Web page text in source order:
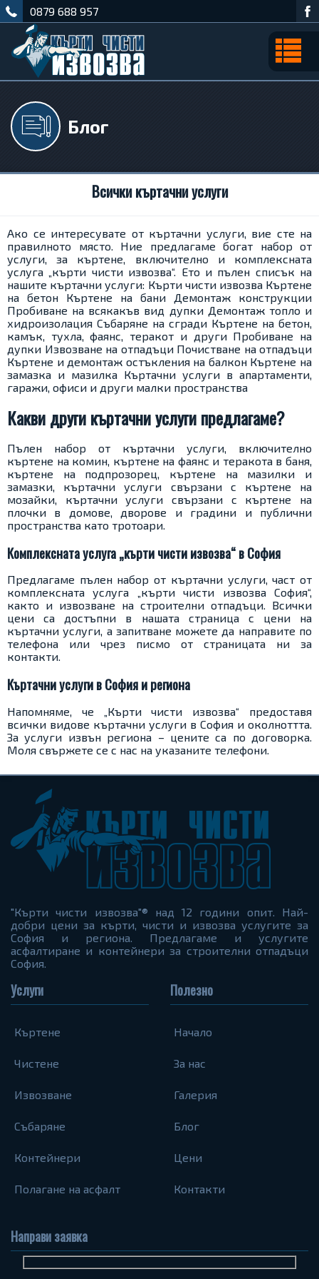
0879 688 957
Блог
Всички къртачни услуги
Ако се интересувате от къртачни услуги, вие сте на
правилното място. Ние предлагаме богат набор от
услуги, за къртене, включително и комплексната
услуга „кърти чисти извозва“. Ето и пълен списък на
нашите къртачни услуги: Кърти чисти извозва Къртене
на бетон Къртене на бани Демонтаж конструкции
Пробиване на всякакъв вид дупки Демонтаж топло и
хидроизолация Събаряне на сгради Къртене на бетон,
камък, тухла, фаянс, теракот и други Пробиване на
дупки Извозване на отпадъци Почистване на отпадъци
Къртене и демонтаж остъкления на балкон Къртене на
замазка и мазилка Къртачни услуги в апартаменти,
гаражи, офиси и други малки пространства
Какви други къртачни услуги предлагаме?
Пълен набор от къртачни услуги, включително
къртене на комин, къртене на фаянс и теракота в баня,
къртене на подпрозорец, къртене на мазилки и
замазки, къртачни услуги свързани с къртене на
мозайки, къртачни услуги свързани с къртене на
плочки в домове, дворове и градини и публични
пространства като тротоари.
Комплексната услуга „кърти чисти извозва“ в София
Предлагаме пълен набор от къртачни услуги, част от
комплексната услуга „кърти чисти извозва София“,
както и извозване на строителни отпадъци. Всички
цени са достъпни в нашата страница с цени на
къртачни услуги, а запитване можете да направите по
телефона или чрез писмо от страницата ни за
контакти.
Къртачни услуги в София и региона
Напомняме, че „Кърти чисти извозва“ предоставя
всички видове къртачни услуги в София и околноттта.
За услуги извън региона – цените са по договорка.
Моля свържете се с нас на указаните телефони.
"Кърти чисти извозва"® над 12 години опит. Най-
добри цени за кърти, чисти и извозва услугите за
София и региона. Предлагаме и услугите
асфалтиране и контейнери за строителни отпадъци
София.
Услуги
Къртене
Чистене
Извозване
Събаряне
Контейнери
Полагане на асфалт
Полезно
Начало
За нас
Галерия
Блог
Цени
Контакти
Направи заявка
Име
(задължително)
Телефон
(задължително)
Запитване...